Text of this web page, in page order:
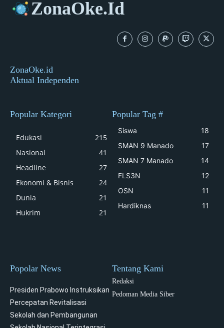
ZonaOke.Id
ZonaOke.id
Aktual Independen
Popular Kategori
Edukasi
215
Nasional
41
Headline
27
Ekonomi & Bisnis
24
Dunia
21
Hukrim
21
Popular Tag #
Siswa
18
SMAN 9 Manado
17
SMAN 7 Manado
14
FLS3N
12
OSN
11
Hardiknas
11
Popolar News
Presiden Prabowo Instruksikan
Percepatan Revitalisasi
Sekolah dan Pembangunan
Tentang Kami
Redaksi
Pedoman Media Siber